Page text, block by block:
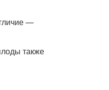
—
также